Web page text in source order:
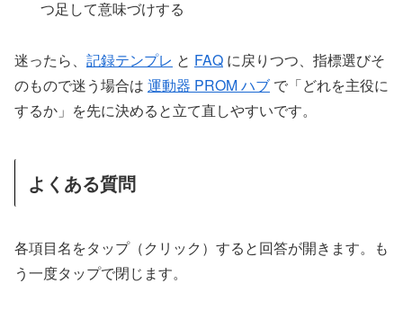
つ足して意味づけする
迷ったら、 記録テンプレ と FAQ に戻りつつ、指標選びそ
のもので迷う場合は 運動器 PROM ハブ で「どれを主役に
するか」を先に決めると立て直しやすいです。
よくある質問
各項目名をタップ（クリック）すると回答が開きます。も
う一度タップで閉じます。